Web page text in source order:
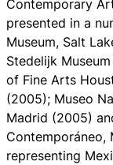
Contemporary
presented in a
Museum, Salt
Stedelijk
of Fine Arts
(2005); Museo
Madrid (2005)
representing